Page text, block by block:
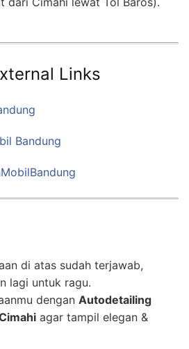
Links
Bandung
di atas sudah terjawab,
lagi untuk ragu.
dengan Autodetailing
agar tampil elegan &